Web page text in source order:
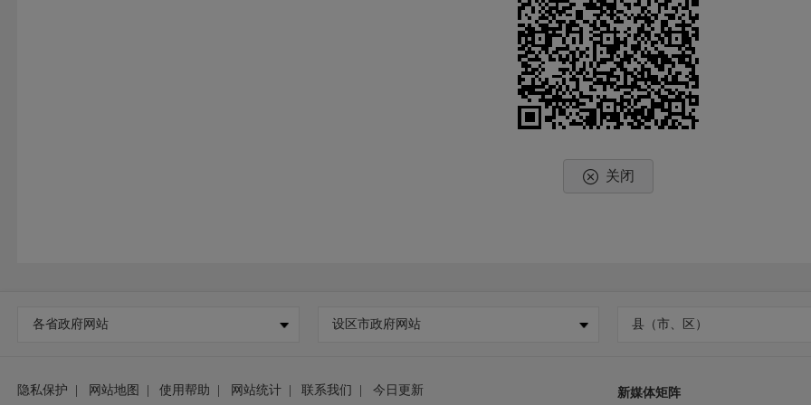
关闭
各省政府网站 设区市政府网站 县（市、区）
隐私保护 | 网站地图 | 使用帮助 | 网站统计 | 联系我们 | 今日更新 新媒体矩阵